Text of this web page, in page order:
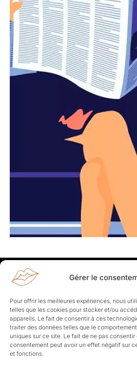
Gérer le
Pour offrir les meilleures expériences, nous
telles que les cookies pour stocker et/ou
appareils. Le fait de consentir à ces
traiter des données telles que le
uniques sur ce site. Le fait de ne pas consentir
consentement peut avoir un effet négatif sur
et fonctions.
Rapporteuses
À propos de Rapporteuses :Rapporteuses,
Parisiennes, bien dans leurs baskets qui
cause, leur apporte et leur rapporte !
Les Topics
Société Politique Business
Lifestyle